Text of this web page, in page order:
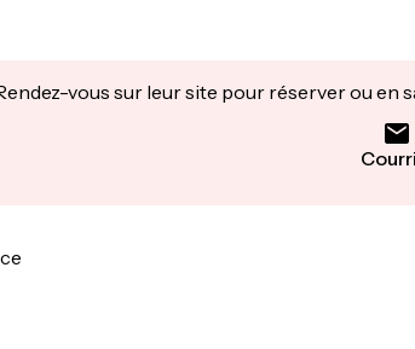
vous sur leur site pour réserver ou en